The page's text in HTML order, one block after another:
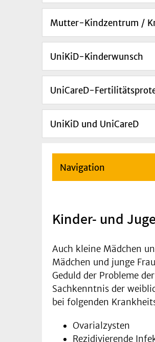
Mutter-Kindzentrum /
UniKiD-Kinderwunsch
UniCareD-
UniKiD und UniCareD
Navigation
Kinder- und
Auch kleine Mädchen
Mädchen und junge
Geduld der Probleme
Sachkenntnis der
bei folgenden
Ovarialzysten
Rezidivierende